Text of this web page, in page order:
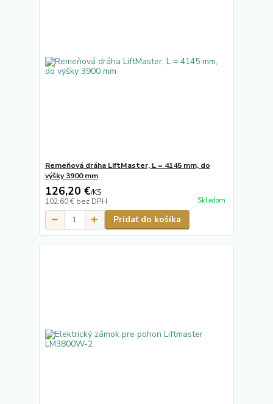
Remeňová dráha LiftMaster, L = 4145 mm, do
výšky 3900 mm
126,20 €/KS
102,60 € bez DPH Skladom
Pridať do košíka